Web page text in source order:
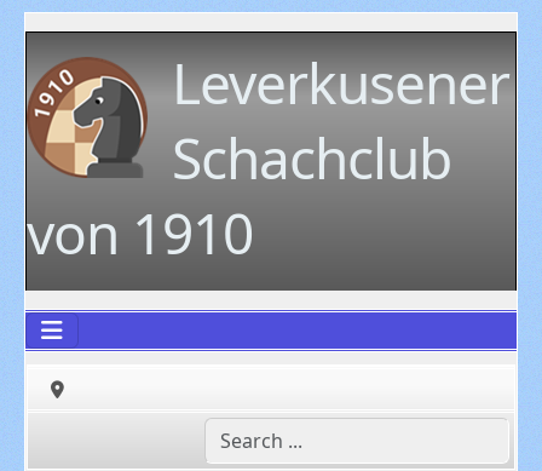
Leverkusener
Schachclub
von 1910